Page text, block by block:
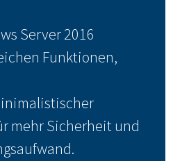
Server 2016
Funktionen,
mehr Sicherheit und